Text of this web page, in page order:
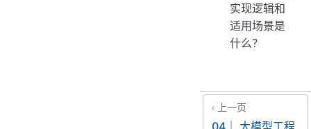
实现逻辑和
适用场景是
什么？
上一页
04｜ 大模型工程